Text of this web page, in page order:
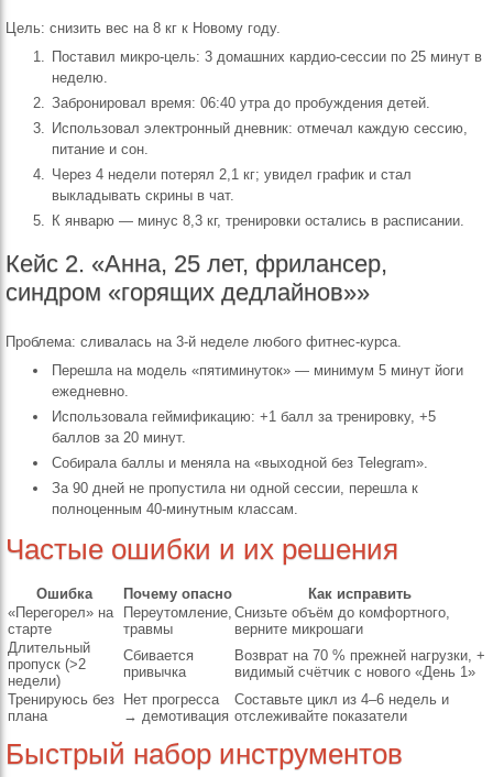
Цель: снизить вес на 8 кг к Новому году.
Поставил микро-цель: 3 домашних кардио-сессии по 25 минут в
неделю.
Забронировал время: 06:40 утра до пробуждения детей.
Использовал электронный дневник: отмечал каждую сессию,
питание и сон.
Через 4 недели потерял 2,1 кг; увидел график и стал
выкладывать скрины в чат.
К январю — минус 8,3 кг, тренировки остались в расписании.
Кейс 2. «Анна, 25 лет, фрилансер,
синдром «горящих дедлайнов»»
Проблема: сливалась на 3-й неделе любого фитнес-курса.
Перешла на модель «пятиминуток» — минимум 5 минут йоги
ежедневно.
Использовала геймификацию: +1 балл за тренировку, +5
баллов за 20 минут.
Собирала баллы и меняла на «выходной без Telegram».
За 90 дней не пропустила ни одной сессии, перешла к
полноценным 40-минутным классам.
Частые ошибки и их решения
Ошибка Почему опасно
Как исправить
«Перегорел» на
старте
Переутомление,
травмы
Снизьте объём до комфортного,
верните микрошаги
Длительный
пропуск (>2
недели)
Сбивается
привычка
Возврат на 70 % прежней нагрузки, +
видимый счётчик с нового «День 1»
Тренируюсь без
плана
Нет прогресса
→ демотивация
Составьте цикл из 4–6 недель и
отслеживайте показатели
Быстрый набор инструментов